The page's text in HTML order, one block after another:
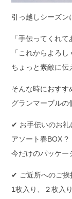
引っ越しシーズン
「手伝ってくれ
「これからよろし
ちょっと素敵に伝
そんな時におすす
グランマーブルの
✔ お手伝いのお礼
アソート春BOX ?
今だけのパッケー
✔ ご近所へのご挨
1枚入り、２枚入